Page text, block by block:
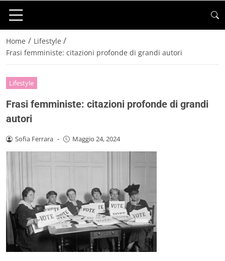
Home / Lifestyle /
Frasi femministe: citazioni profonde di grandi autori
Lifestyle
Frasi femministe: citazioni profonde di grandi
autori
Sofia Ferrara - Maggio 24, 2024